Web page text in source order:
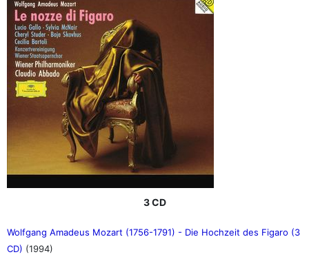
3 CD
Wolfgang Amadeus Mozart (1756-1791) - Die Hochzeit des Figaro (3
CD) (1994)